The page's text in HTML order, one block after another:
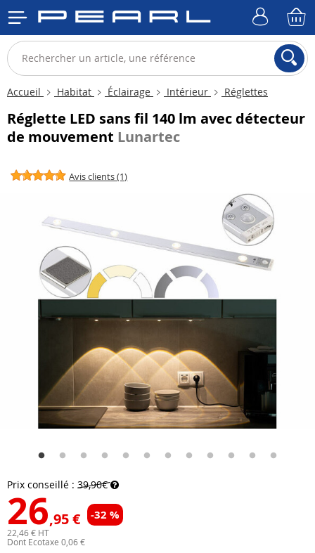
Accueil Habitat Éclairage Intérieur Réglettes
Réglette LED sans fil 140 lm avec détecteur
de mouvement Lunartec
Avis clients (1)
Prix conseillé : 39,90€
26,95 € -32 %
22,46 € HT
Dont Ecotaxe 0,06 €